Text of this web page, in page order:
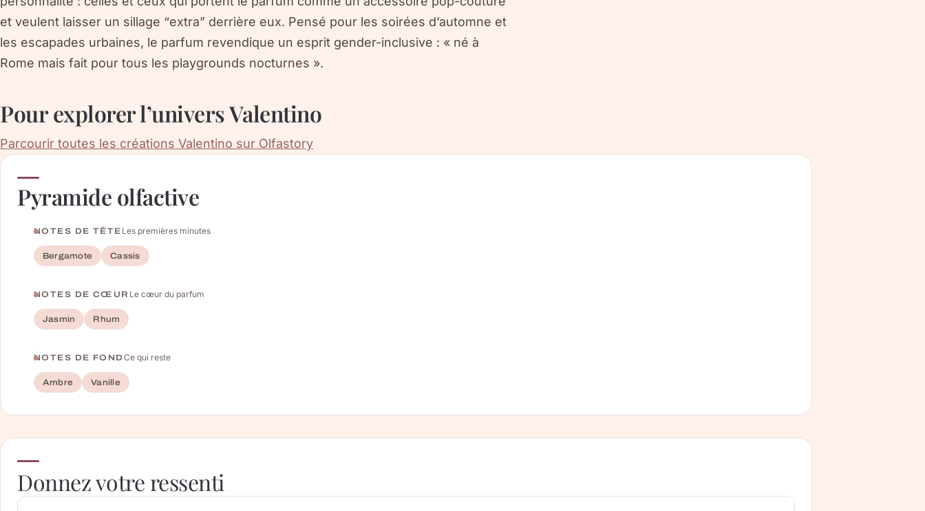
et veulent laisser un sillage “extra” derrière eux. Pensé pour les soirées d’automne et
les escapades urbaines, le parfum revendique un esprit gender-inclusive : « né à
Rome mais fait pour tous les playgrounds nocturnes ».
Pour explorer l’univers Valentino
Parcourir toutes les créations Valentino sur Olfastory
Pyramide olfactive
NOTES DE TÊTE Les premières minutes
Bergamote Cassis
NOTES DE CŒUR Le cœur du parfum
Jasmin Rhum
NOTES DE FONDCe qui reste
Ambre Vanille
Donnez votre ressenti